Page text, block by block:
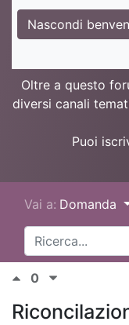
Nascondi
Oltre a questo
diversi canali
Puoi
Vai a: Domanda
0